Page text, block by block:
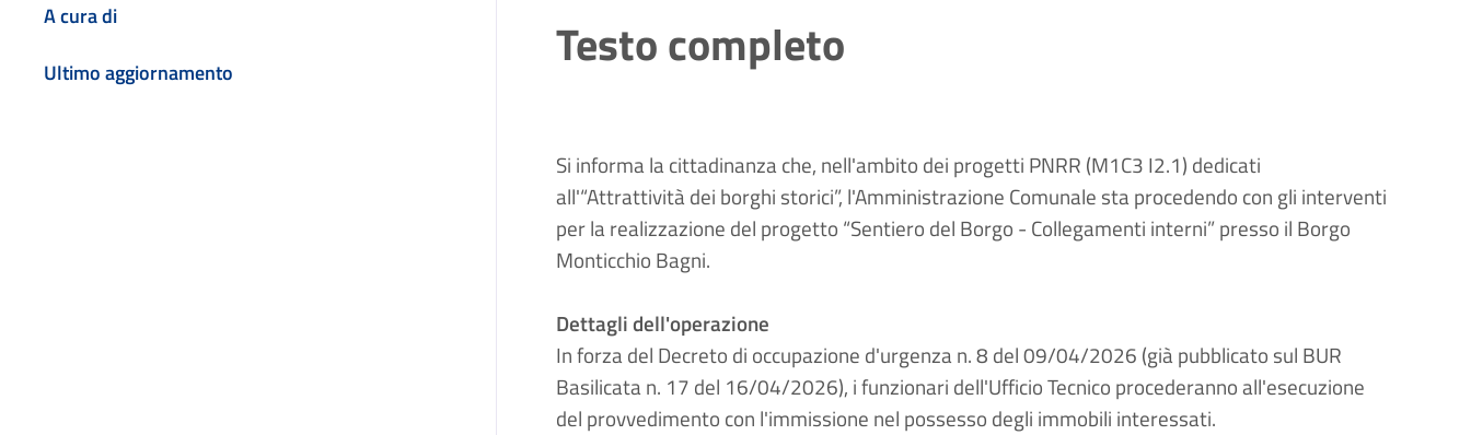
A cura di
Ultimo aggiornamento
Testo completo
Si informa la cittadinanza che, nell'ambito dei progetti PNRR (M1C3 I2.1) dedicati
all'“Attrattività dei borghi storici”, l'Amministrazione Comunale sta procedendo con gli interventi
per la realizzazione del progetto “Sentiero del Borgo - Collegamenti interni” presso il Borgo
Monticchio Bagni.
Dettagli dell'operazione
In forza del Decreto di occupazione d'urgenza n. 8 del 09/04/2026 (già pubblicato sul BUR
Basilicata n. 17 del 16/04/2026), i funzionari dell'Ufficio Tecnico procederanno all'esecuzione
del provvedimento con l'immissione nel possesso degli immobili interessati.